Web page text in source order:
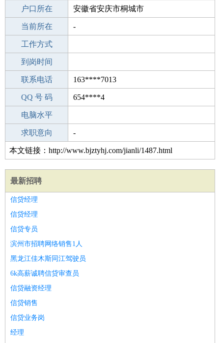
毕业学校 专科
户口所在 安徽省安庆市桐城市
所学专业 -
当前所在 -
工作经验
工作方式
驾 照
到岗时间
期望月薪
联系电话 163****7013
手机号码 163****7013
QQ 号 码 654****4
微信号码
电脑水平
外语水平
求职意向 -
本文链接：http://www.bjztyhj.com/jianli/1487.html
最新招聘
信贷经理
信贷经理
信贷专员
滨州市招聘网络销售1人
黑龙江佳木斯同江驾驶员
6k高薪诚聘信贷审查员
信贷融资经理
信贷销售
信贷业务岗
经理